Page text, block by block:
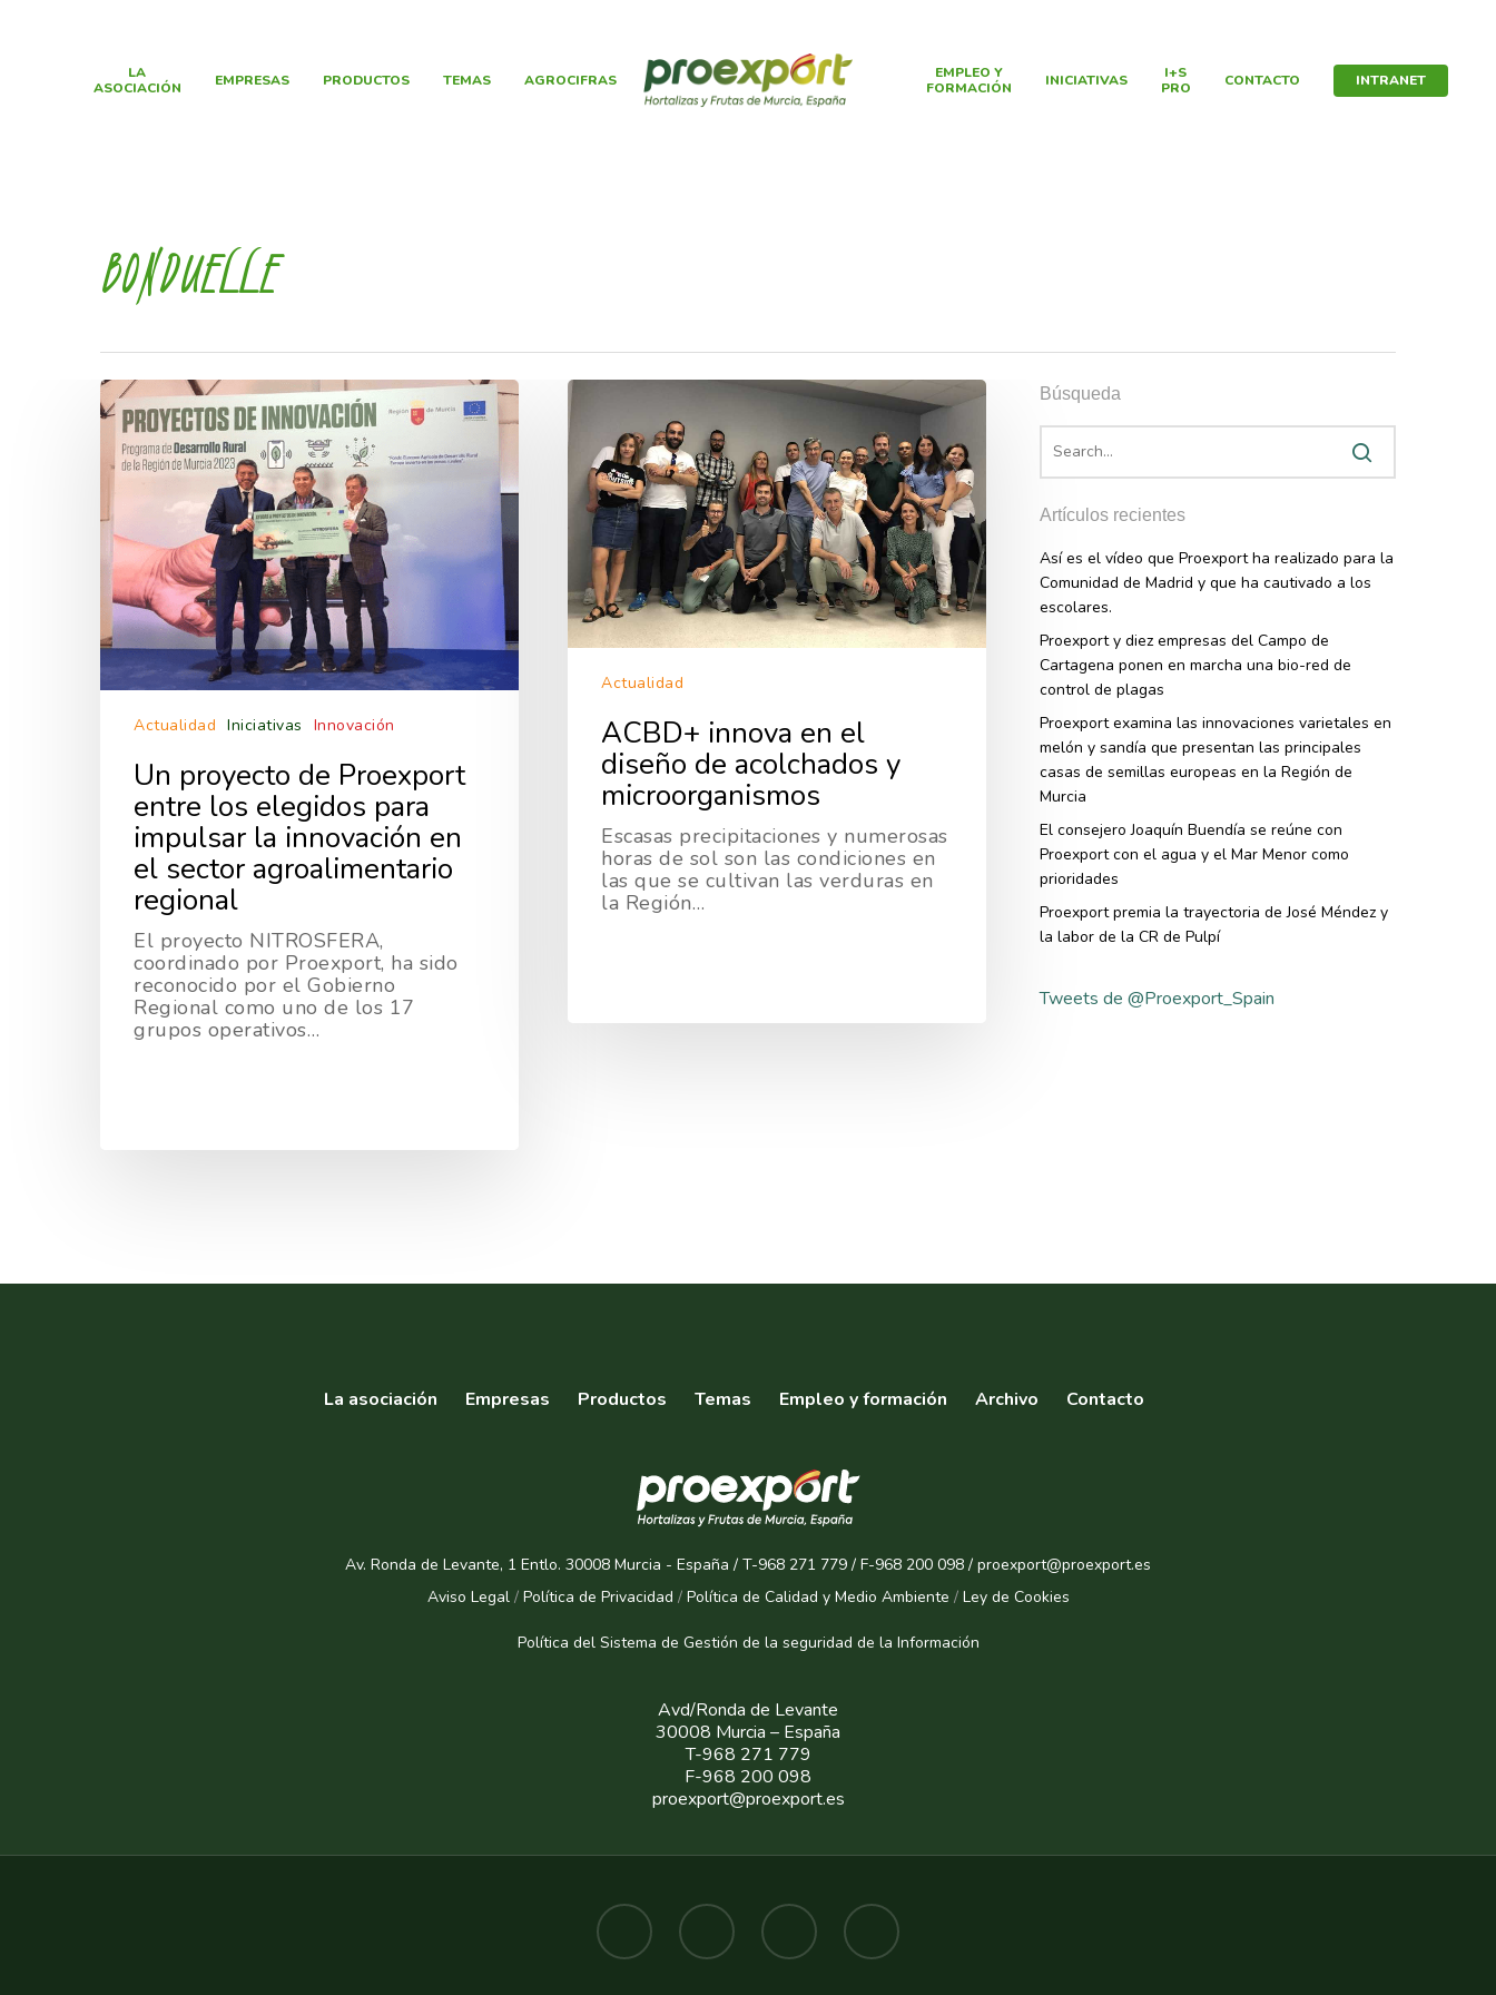
Hit enter to search or ESC to close
LA
ASOCIACIÓN
EMPRESAS PRODUCTOS TEMAS AGROCIFRAS
EMPLEO Y
FORMACIÓN
INICIATIVAS
I+S
PRO
CONTACTO INTRANET
BONDUELLE
Actualidad Iniciativas Innovación
Un proyecto de Proexport
entre los elegidos para
impulsar la innovación en
el sector agroalimentario
regional
El proyecto NITROSFERA,
coordinado por Proexport, ha sido
reconocido por el Gobierno
Regional como uno de los 17
grupos operativos…
Actualidad
ACBD+ innova en el
diseño de acolchados y
microorganismos
Escasas precipitaciones y numerosas
horas de sol son las condiciones en
las que se cultivan las verduras en
la Región…
Búsqueda
Artículos recientes
Así es el vídeo que Proexport ha realizado para la
Comunidad de Madrid y que ha cautivado a los
escolares.
Proexport y diez empresas del Campo de
Cartagena ponen en marcha una bio-red de
control de plagas
Proexport examina las innovaciones varietales en
melón y sandía que presentan las principales
casas de semillas europeas en la Región de
Murcia
El consejero Joaquín Buendía se reúne con
Proexport con el agua y el Mar Menor como
prioridades
Proexport premia la trayectoria de José Méndez y
la labor de la CR de Pulpí
Tweets de @Proexport_Spain
La asociación Empresas Productos Temas Empleo y formación Archivo Contacto
Av. Ronda de Levante, 1 Entlo. 30008 Murcia - España / T-968 271 779 / F-968 200 098 / proexport@proexport.es
Aviso Legal/ Política de Privacidad /Política de Calidad y Medio Ambiente / Ley de Cookies
Política del Sistema de Gestión de la seguridad de la Información
Avd/Ronda de Levante
30008 Murcia – España
T-968 271 779
F-968 200 098
proexport@proexport.es